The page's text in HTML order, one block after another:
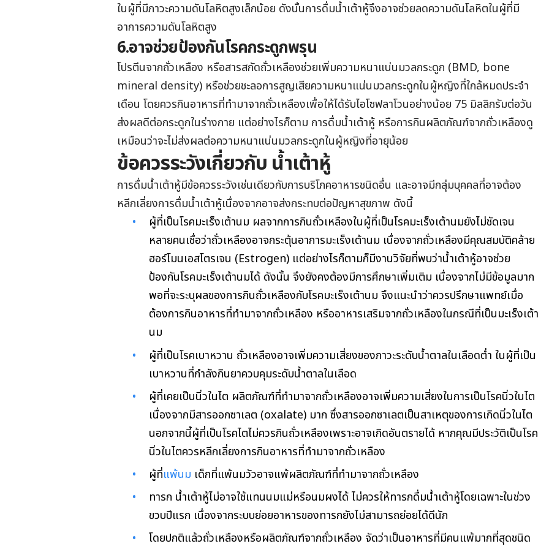
ในผู้ที่มีภาวะความดันโลหิตสูงเล็กน้อย ดังนั้นการดื่มน้ำเต้าหู้จึงอาจช่วยลดความดันโลหิตในผู้ที่มี
อาการความดันโลหิตสูง
6.อาจช่วยป้องกันโรคกระดูกพรุน
โปรตีนจากถั่วเหลือง หรือสารสกัดถั่วเหลืองช่วยเพิ่มความหนาแน่นมวลกระดูก (BMD, bone
mineral density) หรือช่วยชะลอการสูญเสียความหนาแน่นมวลกระดูกในผู้หญิงที่ใกล้หมดประจำ
เดือน โดยควรกินอาหารที่ทำมาจากถั่วเหลืองเพื่อให้ได้รับไอโซฟลาโวนอย่างน้อย 75 มิลลิกรัมต่อวัน
ส่งผลดีต่อกระดูกในร่างกาย แต่อย่างไรก็ตาม การดื่มน้ำเต้าหู้ หรือการกินผลิตภัณฑ์จากถั่วเหลืองดู
เหมือนว่าจะไม่ส่งผลต่อความหนาแน่นมวลกระดูกในผู้หญิงที่อายุน้อย
ข้อควรระวังเกี่ยวกับ น้ำเต้าหู้
การดื่มน้ำเต้าหู้มีข้อควรระวังเช่นเดียวกับการบริโภคอาหารชนิดอื่น และอาจมีกลุ่มบุคคลที่อาจต้อง
หลีกเลี่ยงการดื่มน้ำเต้าหู้เนื่องจากอาจส่งกระทบต่อปัญหาสุขภาพ ดังนี้
ผู้ที่เป็นโรคมะเร็งเต้านม ผลจากการกินถั่วเหลืองในผู้ที่เป็นโรคมะเร็งเต้านมยังไม่ชัดเจน
หลายคนเชื่อว่าถั่วเหลืองอาจกระตุ้นอาการมะเร็งเต้านม เนื่องจากถั่วเหลืองมีคุณสมบัติคล้าย
ฮอร์โมนเอสโตรเจน (Estrogen) แต่อย่างไรก็ตามก็มีงานวิจัยที่พบว่าน้ำเต้าหู้อาจช่วย
ป้องกันโรคมะเร็งเต้านมได้ ดังนั้น จึงยังคงต้องมีการศึกษาเพิ่มเติม เนื่องจากไม่มีข้อมูลมาก
พอที่จะระบุผลของการกินถั่วเหลืองกับโรคมะเร็งเต้านม จึงแนะนำว่าควรปรึกษาแพทย์เมื่อ
ต้องการกินอาหารที่ทำมาจากถั่วเหลือง หรืออาหารเสริมจากถั่วเหลืองในกรณีที่เป็นมะเร็งเต้า
นม
ผู้ที่เป็นโรคเบาหวาน ถั่วเหลืองอาจเพิ่มความเสี่ยงของภาวะระดับน้ำตาลในเลือดต่ำ ในผู้ที่เป็น
เบาหวานที่กำลังกินยาควบคุมระดับน้ำตาลในเลือด
ผู้ที่เคยเป็นนิ่วในไต ผลิตภัณฑ์ที่ทำมาจากถั่วเหลืองอาจเพิ่มความเสี่ยงในการเป็นโรคนิ่วในไต
เนื่องจากมีสารออกซาเลต (oxalate) มาก ซึ่งสารออกซาเลตเป็นสาเหตุของการเกิดนิ่วในไต
นอกจากนี้ผู้ที่เป็นโรคไตไม่ควรกินถั่วเหลืองเพราะอาจเกิดอันตรายได้ หากคุณมีประวัติเป็นโรค
นิ่วในไตควรหลีกเลี่ยงการกินอาหารที่ทำมาจากถั่วเหลือง
ผู้ที่แพ้นม เด็กที่แพ้นมวัวอาจแพ้ผลิตภัณฑ์ที่ทำมาจากถั่วเหลือง
ทารก น้ำเต้าหู้ไม่อาจใช้แทนนมแม่หรือนมผงได้ ไม่ควรให้ทารกดื่มน้ำเต้าหู้โดยเฉพาะในช่วง
ขวบปีแรก เนื่องจากระบบย่อยอาหารของทารกยังไม่สามารถย่อยได้ดีนัก
โดยปกติแล้วถั่วเหลืองหรือผลิตภัณฑ์จากถั่วเหลือง จัดว่าเป็นอาหารที่มีคนแพ้มากที่สุดชนิด